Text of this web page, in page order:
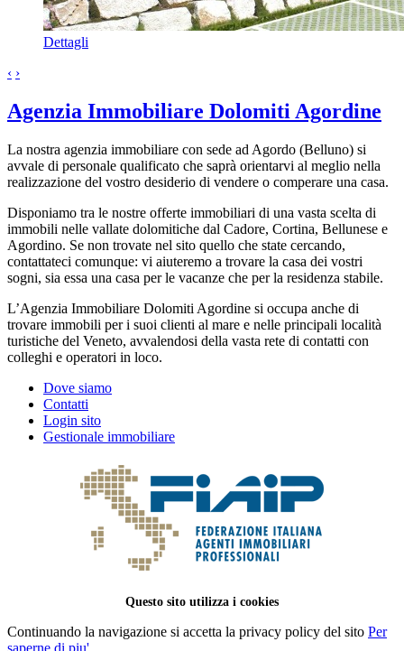
Dettagli
‹ ›
Agenzia Immobiliare Dolomiti Agordine
La nostra agenzia immobiliare con sede ad Agordo (Belluno) si
avvale di personale qualificato che saprà orientarvi al meglio nella
realizzazione del vostro desiderio di vendere o comperare una casa.
Disponiamo tra le nostre offerte immobiliari di una vasta scelta di
immobili nelle vallate dolomitiche dal Cadore, Cortina, Bellunese e
Agordino. Se non trovate nel sito quello che state cercando,
contattateci comunque: vi aiuteremo a trovare la casa dei vostri
sogni, sia essa una casa per le vacanze che per la residenza stabile.
L’Agenzia Immobiliare Dolomiti Agordine si occupa anche di
trovare immobili per i suoi clienti al mare e nelle principali località
turistiche del Veneto, avvalendosi della vasta rete di contatti con
colleghi e operatori in loco.
Dove siamo
Contatti
Login sito
Gestionale immobiliare
Questo sito utilizza i cookies
Continuando la navigazione si accetta la privacy policy del sito Per
saperne di piu'